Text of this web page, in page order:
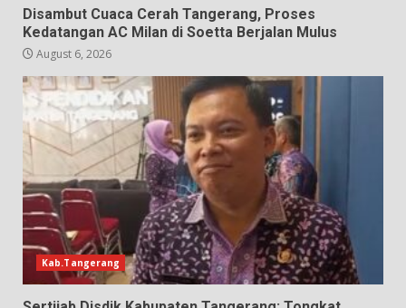
Disambut Cuaca Cerah Tangerang, Proses
Kedatangan AC Milan di Soetta Berjalan Mulus
August 6, 2026
Kab.Tangerang